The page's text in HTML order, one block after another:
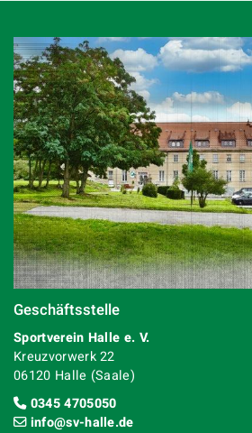
Geschäftsstelle
Sportverein Halle e. V.
Kreuzvorwerk 22
06120 Halle (Saale)
0345 4705050
info@sv-halle.de